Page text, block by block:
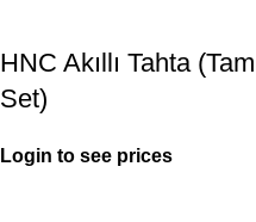
HNC Akıllı Tahta (Tam
Set)
Login to see prices